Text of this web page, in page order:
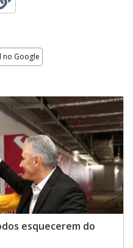
no Google
esquecerem do